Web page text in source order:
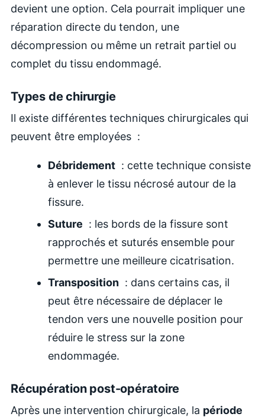
devient une option. Cela pourrait impliquer une
réparation directe du tendon, une
décompression ou même un retrait partiel ou
complet du tissu endommagé.
Types de chirurgie
Il existe différentes techniques chirurgicales qui
peuvent être employées :
Débridement : cette technique consiste
à enlever le tissu nécrosé autour de la
fissure.
Suture : les bords de la fissure sont
rapprochés et suturés ensemble pour
permettre une meilleure cicatrisation.
Transposition : dans certains cas, il
peut être nécessaire de déplacer le
tendon vers une nouvelle position pour
réduire le stress sur la zone
endommagée.
Récupération post-opératoire
Après une intervention chirurgicale, la période